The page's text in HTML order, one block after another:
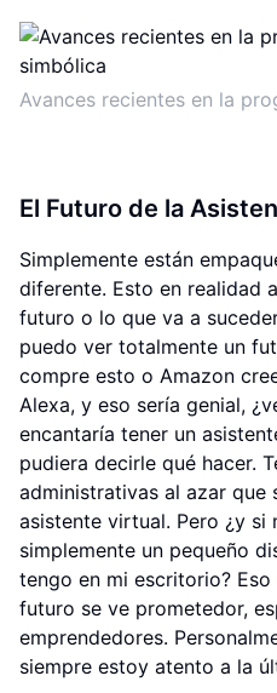
Avances recientes en la
El Futuro de la
Simplemente están
diferente. Esto en realidad
futuro o lo que va a
puedo ver totalmente un
compre esto o Amazon
Alexa, y eso sería genial,
encantaría tener un
pudiera decirle qué hacer.
administrativas al azar que
asistente virtual. Pero ¿y si
simplemente un pequeño
tengo en mi escritorio? Eso
futuro se ve prometedor,
emprendedores.
siempre estoy atento a la